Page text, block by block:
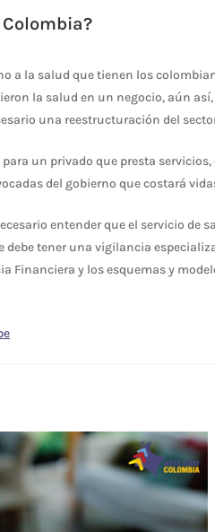
a la salud que tienen los
la salud en un negocio, aún
una reestructuración del
un privado que presta
del gobierno que costará
entender que el servicio de
tener una vigilancia
Financiera y los esquemas y